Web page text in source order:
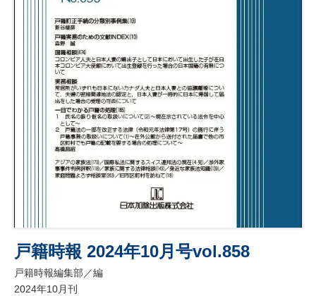
戸籍時報 2024年10月号vol.858
戸籍時報編集部／編
2024年10月刊